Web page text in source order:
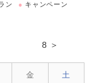
ン ● キャンペーン
8 ＞
金 土